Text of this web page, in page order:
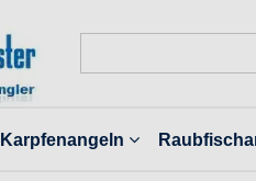
Karpfenangeln